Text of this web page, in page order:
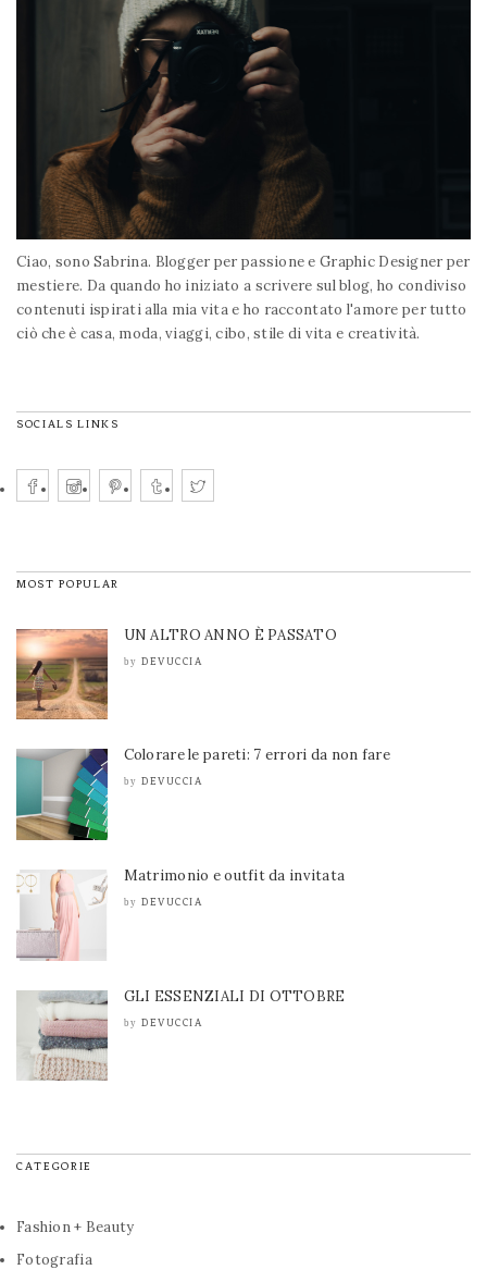
Ciao, sono Sabrina. Blogger per passione e Graphic Designer per
mestiere. Da quando ho iniziato a scrivere sul blog, ho condiviso
contenuti ispirati alla mia vita e ho raccontato l'amore per tutto
ciò che è casa, moda, viaggi, cibo, stile di vita e creatività.
SOCIALS LINKS
MOST POPULAR
UN ALTRO ANNO È PASSATO
by DEVUCCIA
Colorare le pareti: 7 errori da non fare
by DEVUCCIA
Matrimonio e outfit da invitata
by DEVUCCIA
GLI ESSENZIALI DI OTTOBRE
by DEVUCCIA
CATEGORIE
Fashion + Beauty
Fotografia